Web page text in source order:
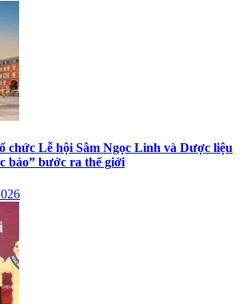
chức Lễ hội Sâm Ngọc Linh và Dược liệu
bảo” bước ra thế giới